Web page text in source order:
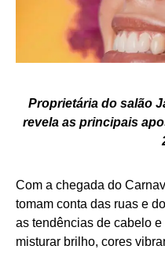
Proprietária do salão
revela as principais
Com a chegada do
tomam conta das ruas e
as tendências de cabelo
misturar brilho, cores